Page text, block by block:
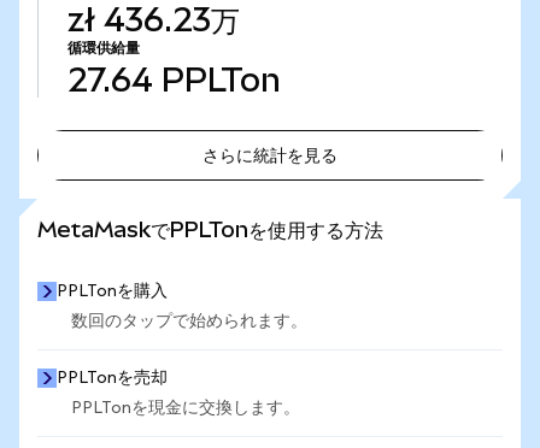
zł 436.23万
循環供給量
27.64 PPLTon
さらに統計を見る
MetaMaskでPPLTonを使用する方法
PPLTonを購入
数回のタップで始められます。
PPLTonを売却
PPLTonを現金に交換します。